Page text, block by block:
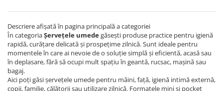
Descriere afișată în pagina principală a categoriei
În categoriaȘervețele umedegăsești produse practice pentru igienă
rapidă, curățare delicată și prospețime zilnică. Sunt ideale pentru
momentele în care ai nevoie de o soluție simplă și eficientă, acasă sau
în deplasare, fără să ocupi mult spațiu în geantă, rucsac, mașină sau
bagaj.
Aici poți găsi șervețele umede pentru mâini, față, igienă intimă externă,
copii, familie, călătorii sau utilizare zilnică. Formatele mini și pocket